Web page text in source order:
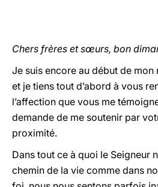
Chers frères et sœurs, bon
Je suis encore au début de
et je tiens tout d’abord à vous
l’affection que vous me
demande de me soutenir par
proximité.
Dans tout ce à quoi le Seigneur
chemin de la vie comme dans